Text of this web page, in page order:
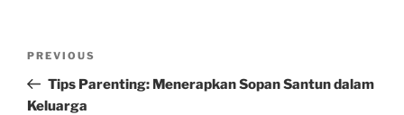
Previous
Post
PREVIOUS
Tips Parenting: Menerapkan Sopan Santun dalam
Keluarga